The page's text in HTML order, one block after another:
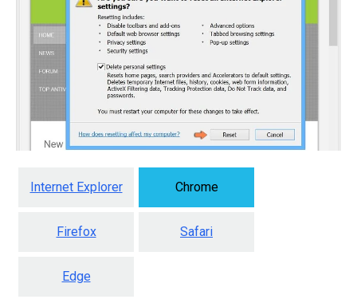
Internet Explorer Chrome
Firefox Safari
Edge